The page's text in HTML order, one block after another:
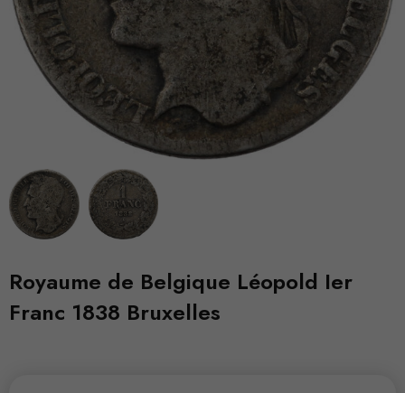
Royaume de Belgique Léopold Ier
Franc 1838 Bruxelles